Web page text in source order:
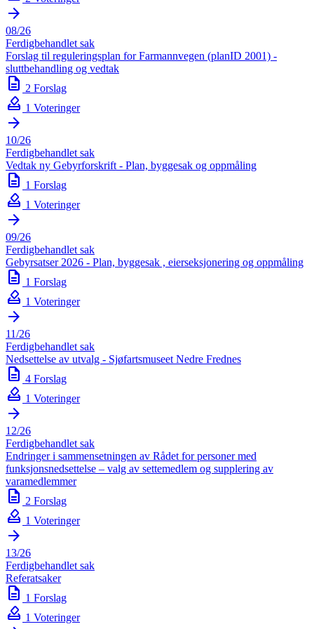
arrow_forward
08/26
Ferdigbehandlet sak
Forslag til reguleringsplan for Farmannvegen (planID 2001) -
sluttbehandling og vedtak
description 2 Forslag
how_to_vote 1 Voteringer
arrow_forward
10/26
Ferdigbehandlet sak
Vedtak ny Gebyrforskrift - Plan, byggesak og oppmåling
description 1 Forslag
how_to_vote 1 Voteringer
arrow_forward
09/26
Ferdigbehandlet sak
Gebyrsatser 2026 - Plan, byggesak , eierseksjonering og oppmåling
description 1 Forslag
how_to_vote 1 Voteringer
arrow_forward
11/26
Ferdigbehandlet sak
Nedsettelse av utvalg - Sjøfartsmuseet Nedre Frednes
description 4 Forslag
how_to_vote 1 Voteringer
arrow_forward
12/26
Ferdigbehandlet sak
Endringer i sammensetningen av Rådet for personer med
funksjonsnedsettelse – valg av settemedlem og supplering av
varamedlemmer
description 2 Forslag
how_to_vote 1 Voteringer
arrow_forward
13/26
Ferdigbehandlet sak
Referatsaker
description 1 Forslag
how_to_vote 1 Voteringer